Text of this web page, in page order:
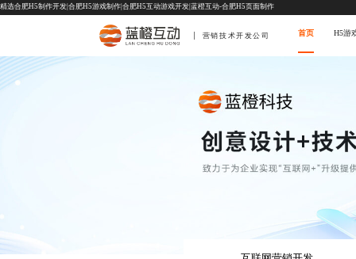
精选合肥H5制作开发|合肥H5游戏制作|合肥H5互动游戏开发|蓝橙互动-合肥H5页面制作
营销技术开发公司 首页 H5游